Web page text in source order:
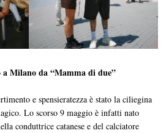
Milano da “Mamma di due”
e spensieratezza è stato la ciliegina
Lo scorso 9 maggio è infatti nato
conduttrice catanese e del calciatore